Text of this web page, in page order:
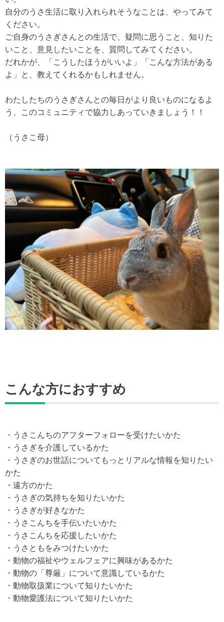
自分のうさ生活に取り入れられそうなことは、やってみて
ください。
ご自身のうさぎさんとの生活で、疑問に思うこと、知りた
いこと、意見したいことを、質問してみてください。
だれかが、「こうしたほうがいいよ」「こんな方法がある
よ」と、教えてくれるかもしれません。
わたしたちのうさぎさんとの毎日がより良いものになるよ
う、このコミュニティで協力しあっていきましょう！！
（うさこ母）
こんな方におすすめ
・うさこんちのアフターフォローを受けたいかた
・うさぎを介護しているかた
・うさぎのお世話についてもっとリアルな情報を知りたい
かた
・遠方のかた
・うさぎの気持ちを知りたいかた
・うさぎが好きなかた
・うさこんちを手伝いたいかた
・うさこんちを応援したいかた
・うさともをみつけたいかた
・動物の福祉やウェルフェアに興味があるかた
・動物の「尊厳」について意識しているかた
・動物取扱業について知りたいかた
・動物愛護法について知りたいかた